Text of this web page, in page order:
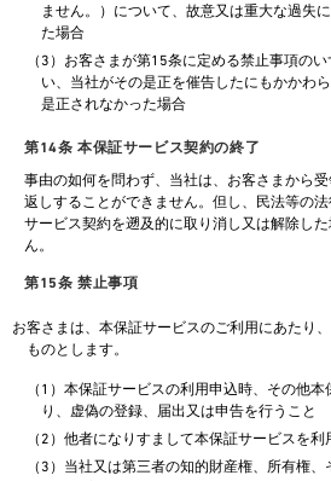
ません。）について、故意又は重大な過失
た場合
（3）お客さまが第15条に定める禁止事項の
い、当社がその是正を催告したにもかかわ
是正されなかった場合
第14条 本保証サービス契約の終了
事由の如何を問わず、当社は、お客さまから
返しすることができません。但し、民法等の
サービス契約を遡及的に取り消し又は解除し
ん。
第15条 禁止事項
お客さまは、本保証サービスのご利用にあたり
ものとします。
（1）本保証サービスの利用申込時、その他
り、虚偽の登録、届出又は申告を行うこと
（2）他者になりすまして本保証サービスを利
（3）当社又は第三者の知的財産権、所有権